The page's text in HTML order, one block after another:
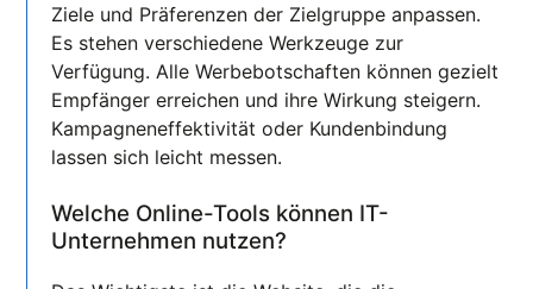
Ziele und Präferenzen der Zielgruppe anpassen.
Es stehen verschiedene Werkzeuge zur
Verfügung. Alle Werbebotschaften können gezielt
Empfänger erreichen und ihre Wirkung steigern.
Kampagneneffektivität oder Kundenbindung
lassen sich leicht messen.
Welche Online-Tools können IT-
Unternehmen nutzen?